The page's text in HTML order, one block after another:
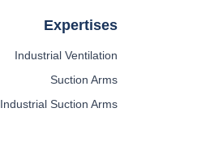
Expertises
Industrial Ventilation
Suction Arms
Industrial Suction Arms